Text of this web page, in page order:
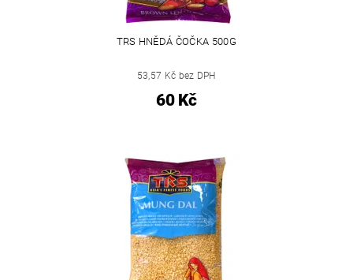
TRS HNĚDÁ ČOČKA 500G
53,57 Kč bez DPH
60 Kč